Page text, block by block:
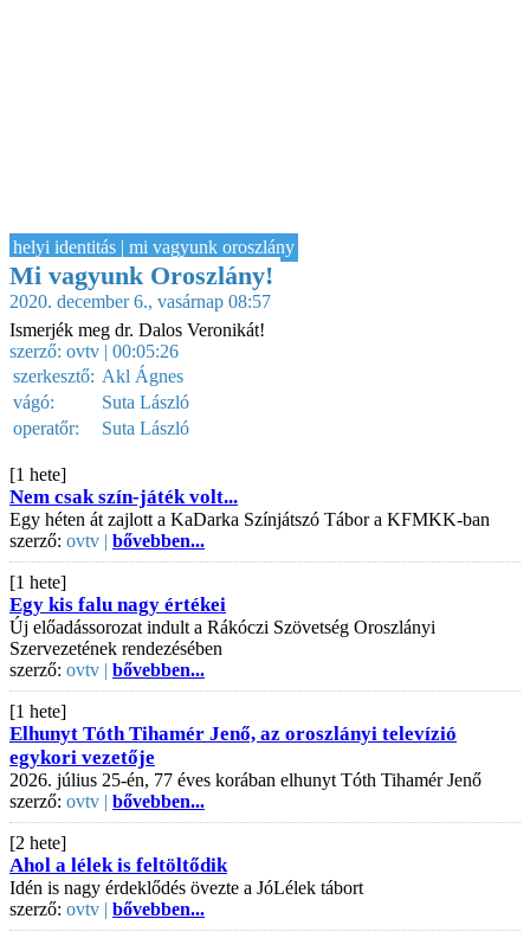
helyi identitás | mi vagyunk oroszlány
Mi vagyunk Oroszlány!
2020. december 6., vasárnap 08:57
Ismerjék meg dr. Dalos Veronikát!
szerző: ovtv | 00:05:26
szerkesztő: Akl Ágnes
vágó:
Suta László
operatőr:
Suta László
[1 hete]
Nem csak szín-játék volt...
Egy héten át zajlott a KaDarka Színjátszó Tábor a KFMKK-ban
szerző: ovtv | bővebben...
[1 hete]
Egy kis falu nagy értékei
Új előadássorozat indult a Rákóczi Szövetség Oroszlányi
Szervezetének rendezésében
szerző: ovtv | bővebben...
[1 hete]
Elhunyt Tóth Tihamér Jenő, az oroszlányi televízió
egykori vezetője
2026. július 25-én, 77 éves korában elhunyt Tóth Tihamér Jenő
szerző: ovtv | bővebben...
[2 hete]
Ahol a lélek is feltöltődik
Idén is nagy érdeklődés övezte a JóLélek tábort
szerző: ovtv | bővebben...